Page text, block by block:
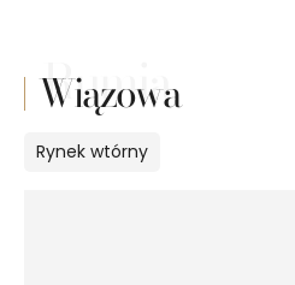
Rumia
Wiązowa
Rynek wtórny